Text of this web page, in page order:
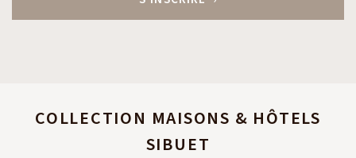
COLLECTION MAISONS & HÔTELS
SIBUET